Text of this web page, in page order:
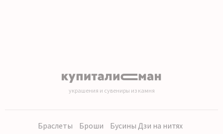
украшения и сувениры из камня
Браслеты Броши Бусины Дзи на нитях